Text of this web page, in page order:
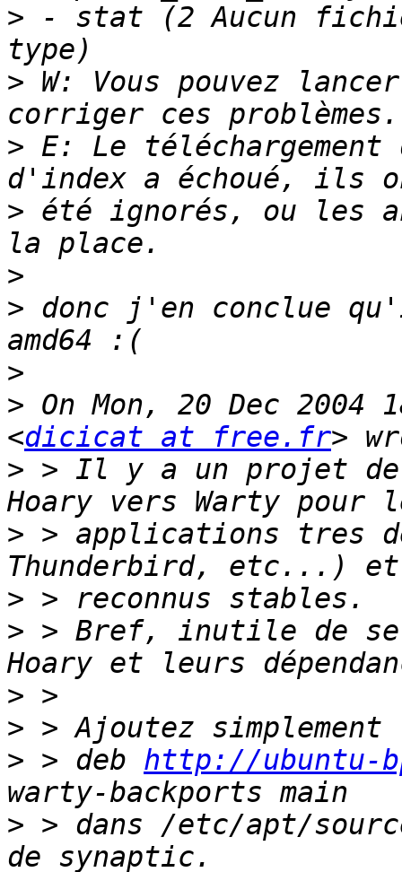
> - stat (2 Aucun
> W: Vous pouvez
> E: Le
> été ignorés, ou les
>
> donc j'en conclue
>
> On Mon, 20 Dec 2004
<dicicat at free.fr
> > Il y a un projet de
> > applications tres
>
> > Bref, inutile de se
>
>
> > deb http://ubuntu-
> > dans /etc/apt/